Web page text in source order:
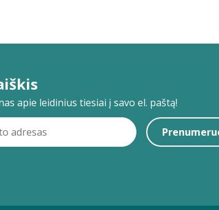
apie leidinius tiesiai į savo el. paštą!